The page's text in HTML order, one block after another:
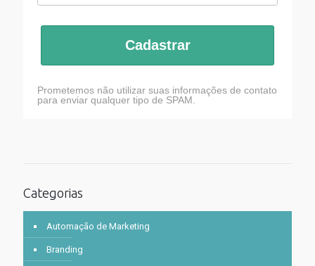
Cadastrar
Prometemos não utilizar suas informações de contato
para enviar qualquer tipo de SPAM.
Categorias
Automação de Marketing
Branding